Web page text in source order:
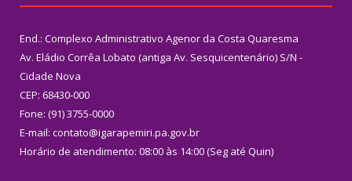
End.: Complexo Administrativo Agenor da Costa Quaresma
Av. Eládio Corrêa Lobato (antiga Av. Sesquicentenário) S/N -
Cidade Nova
CEP: 68430-000
Fone: (91) 3755-0000
E-mail: contato@igarapemiri.pa.gov.br
Horário de atendimento: 08:00 às 14:00 (Seg até Quin)